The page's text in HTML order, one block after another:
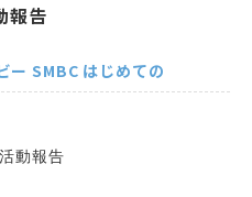
告
ー SMBC はじめての